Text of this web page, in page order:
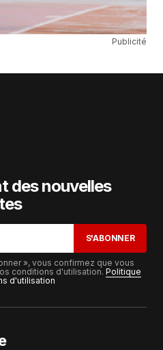
Publicité
des nouvelles
S'ABONNER
», vous confirmez que vous
conditions d'utilisation. Politique
d'utilisation